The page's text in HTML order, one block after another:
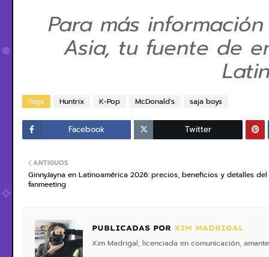
Para más
Asia, tu fuente de
Tags Huntrix K-Pop McDonald's saja boys
Facebook Twitter
ANTIGUOS
GinnyJayna en Latinoamérica 2026: precios, beneficios y detalles del
fanmeeting
PUBLICADAS POR XIM MADRIGAL
Xim Madrigal, licenciada en comunicación,